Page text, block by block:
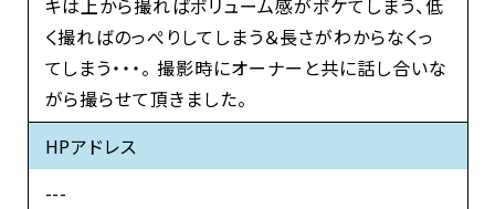
キは上から撮ればボリューム感がボケてしまう、低
く撮ればのっぺりしてしまう＆長さがわからなくっ
てしまう・・・。 撮影時にオーナーと共に話し合いな
がら撮らせて頂きました。
HPアドレス
---